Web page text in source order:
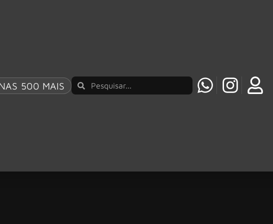
500 MAIS